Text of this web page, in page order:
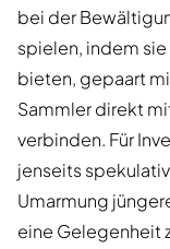
bei der
spielen, indem
bieten, gepaart
Sammler direkt
verbinden. Für
jenseits
Umarmung
eine Gelegenheit